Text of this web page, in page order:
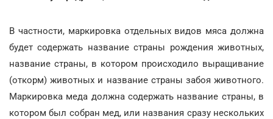
В частности, маркировка отдельных видов мяса должна
будет содержать название страны рождения животных,
название страны, в котором происходило выращивание
(откорм) животных и название страны забоя животного.
Маркировка меда должна содержать название страны, в
котором был собран мед, или названия сразу нескольких